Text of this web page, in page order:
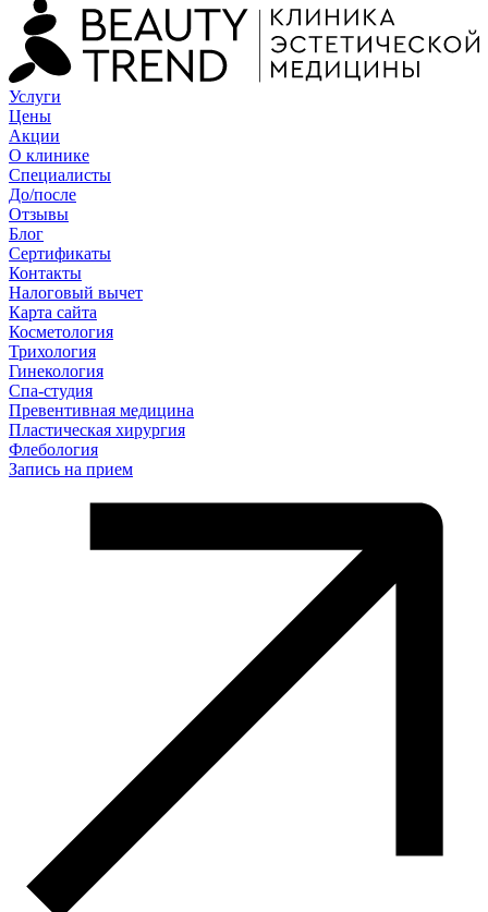
Услуги
Цены
Акции
О клинике
Специалисты
До/после
Отзывы
Блог
Сертификаты
Контакты
Налоговый вычет
Карта сайта
Косметология
Трихология
Гинекология
Спа-студия
Превентивная медицина
Пластическая хирургия
Флебология
Запись на прием